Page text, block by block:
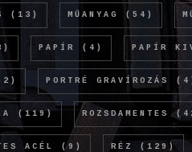
(13) MŰANYAG (54)
PAPÍR (4) PAPÍR
PORTRÉ GRAVÍROZÁS
(119) ROZSDAMENTES
ACÉL (9) RÉZ (129)